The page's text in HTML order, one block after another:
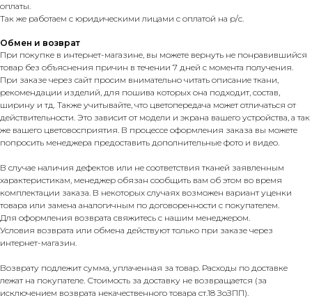
оплаты.
Так же работаем с юридическими лицами с оплатой на р/с.
Обмен и возврат
При покупке в интернет-магазине, вы можете вернуть не понравившийся
товар без объяснения причин в течении 7 дней с момента получения.
При заказе через сайт просим внимательно читать описание ткани,
рекомендации изделий, для пошива которых она подходит, состав,
ширину и тд. Также учитывайте, что цветопередача может отличаться от
действительности. Это зависит от модели и экрана вашего устройства, а так
же вашего цветовосприятия. В процессе оформления заказа вы можете
попросить менеджера предоставить дополнительные фото и видео.
В случае наличия дефектов или не соответствия тканей заявленным
характеристикам, менеджер обязан сообщить вам об этом во время
комплектации заказа. В некоторых случаях возможен вариант уценки
товара или замена аналогичным по договоренности с покупателем.
Для оформления возврата свяжитесь с нашим менеджером.
Условия возврата или обмена действуют только при заказе через
интернет-магазин.
Возврату подлежит сумма, уплаченная за товар. Расходы по доставке
лежат на покупателе. Стоимость за доставку не возвращается (за
исключением возврата некачественного товара ст.18 ЗоЗПП).